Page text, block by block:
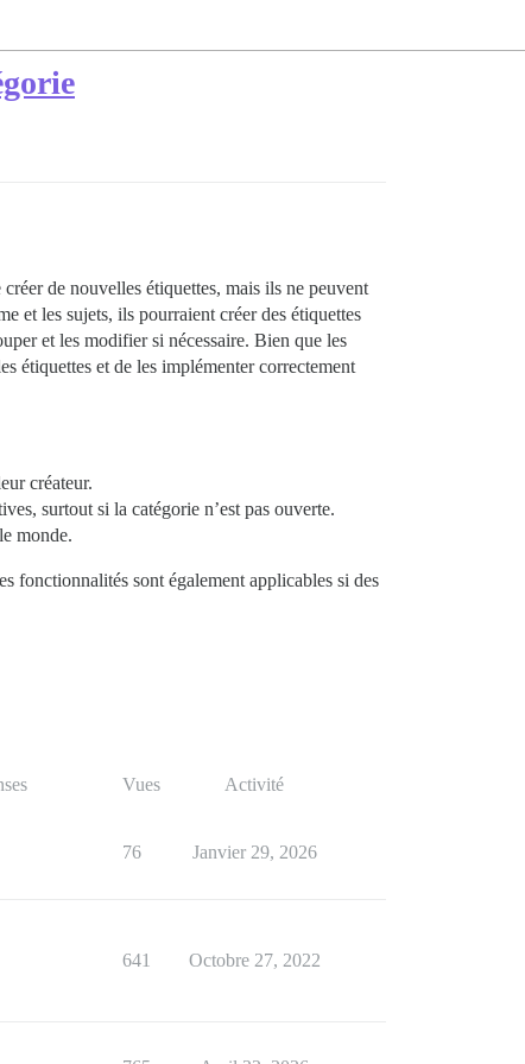
de nouvelles étiquettes, mais ils ne peuvent
et les sujets, ils pourraient créer des étiquettes
et les modifier si nécessaire. Bien que les
étiquettes et de les implémenter correctement
créateur.
surtout si la catégorie n’est pas ouverte.
monde.
fonctionnalités sont également applicables si des
Vues Activité
76 Janvier 29, 2026
641 Octobre 27, 2022